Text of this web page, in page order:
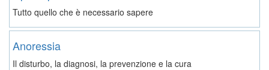
Tutto quello che è necessario sapere
Anoressia
Il disturbo, la diagnosi, la prevenzione e la cura